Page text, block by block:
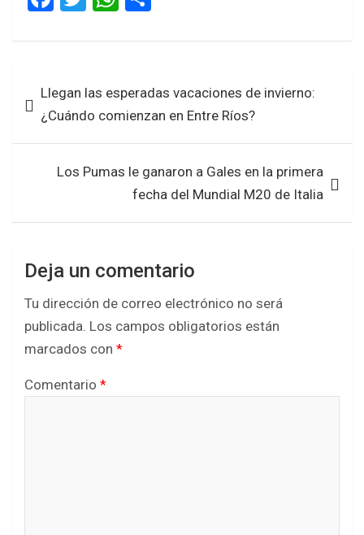
ce
o
o
k
tt at
A
p
p
ar
de
entradas
Llegan las esperadas vacaciones de invierno:
¿Cuándo comienzan en Entre Ríos?
Los Pumas le ganaron a Gales en la primera
fecha del Mundial M20 de Italia
Deja un comentario
Tu dirección de correo electrónico no será
publicada. Los campos obligatorios están
marcados con *
Comentario *